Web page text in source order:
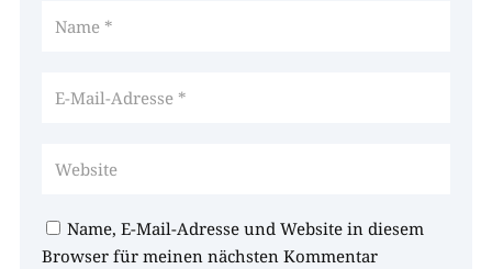
Name, E-Mail-Adresse und Website in diesem
Browser für meinen nächsten Kommentar